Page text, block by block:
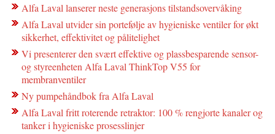
Alfa Laval lanserer neste generasjons tilstandsovervåking
Alfa Laval utvider sin portefølje av hygieniske ventiler for økt
sikkerhet, effektivitet og pålitelighet
Vi presenterer den svært effektive og plassbesparende sensor-
og styreenheten Alfa Laval ThinkTop V55 for
membranventiler
Ny pumpehåndbok fra Alfa Laval
Alfa Laval fritt roterende retraktor: 100 % rengjorte kanaler og
tanker i hygieniske prosesslinjer